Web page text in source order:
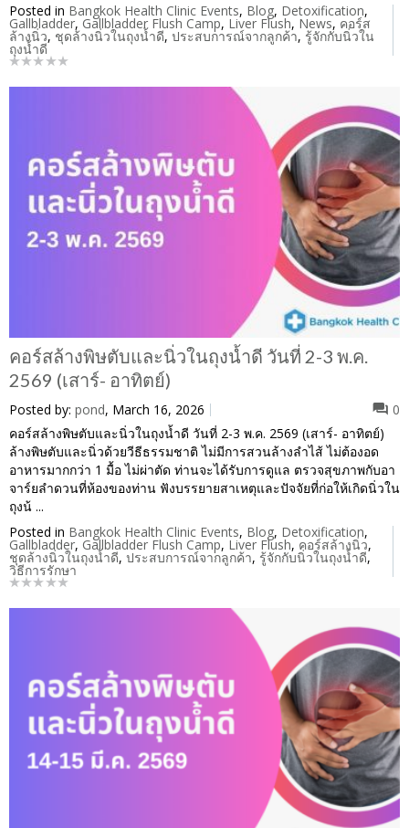
Posted in Bangkok Health Clinic Events, Blog, Detoxification,
Gallbladder, Gallbladder Flush Camp, Liver Flush, News, คอร์ส
ล้างนิ่ว, ชุดล้างนิ่วในถุงน้ำดี, ประสบการณ์จากลูกค้า, รู้จักกับนิ่วใน
ถุงน้ำดี
คอร์สล้างพิษตับและนิ่วในถุงน้ำดี วันที่ 2-3 พ.ค.
2569 (เสาร์- อาทิตย์)
Posted by: pond, March 16, 2026
0
คอร์สล้างพิษตับและนิ่วในถุงน้ำดี วันที่ 2-3 พ.ค. 2569 (เสาร์- อาทิตย์)
ล้างพิษตับและนิ่วด้วยวีธีธรรมชาติ ไม่มีการสวนล้างลำไส้ ไม่ต้องอด
อาหารมากกว่า 1 มื้อ ไม่ผ่าตัด ท่านจะได้รับการดูแล ตรวจสุขภาพกับอา
จาร์ยลำดวนที่ห้องของท่าน ฟังบรรยายสาเหตุและปัจจัยที่ก่อให้เกิดนิ่วใน
ถุงน้ ...
Posted in Bangkok Health Clinic Events, Blog, Detoxification,
Gallbladder, Gallbladder Flush Camp, Liver Flush, คอร์สล้างนิ่ว,
ชุดล้างนิ่วในถุงน้ำดี, ประสบการณ์จากลูกค้า, รู้จักกับนิ่วในถุงน้ำดี,
วิธีการรักษา